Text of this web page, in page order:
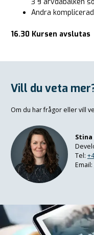
Andra
16.30 Kursen avslutas
Vill du veta
Om du har frågor eller vill
Stina
Tel:
Email: